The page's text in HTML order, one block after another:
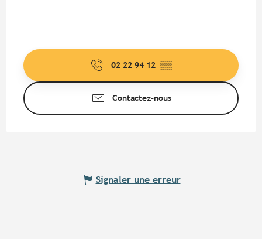
02 22 94 12 ▒▒
Contactez-nous
Signaler une erreur